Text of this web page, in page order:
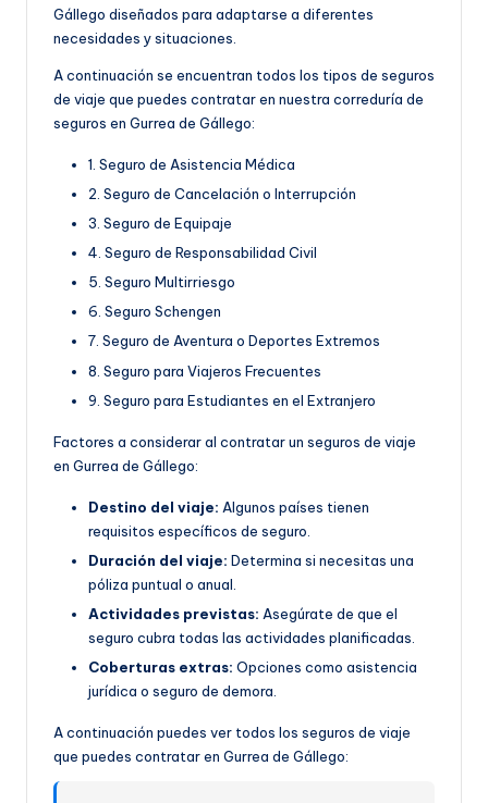
Gállego diseñados para adaptarse a diferentes
necesidades y situaciones.
A continuación se encuentran todos los tipos de seguros
de viaje que puedes contratar en nuestra correduría de
seguros en Gurrea de Gállego:
1. Seguro de Asistencia Médica
2. Seguro de Cancelación o Interrupción
3. Seguro de Equipaje
4. Seguro de Responsabilidad Civil
5. Seguro Multirriesgo
6. Seguro Schengen
7. Seguro de Aventura o Deportes Extremos
8. Seguro para Viajeros Frecuentes
9. Seguro para Estudiantes en el Extranjero
Factores a considerar al contratar un seguros de viaje
en Gurrea de Gállego:
Destino del viaje: Algunos países tienen
requisitos específicos de seguro.
Duración del viaje: Determina si necesitas una
póliza puntual o anual.
Actividades previstas: Asegúrate de que el
seguro cubra todas las actividades planificadas.
Coberturas extras: Opciones como asistencia
jurídica o seguro de demora.
A continuación puedes ver todos los seguros de viaje
que puedes contratar en Gurrea de Gállego: